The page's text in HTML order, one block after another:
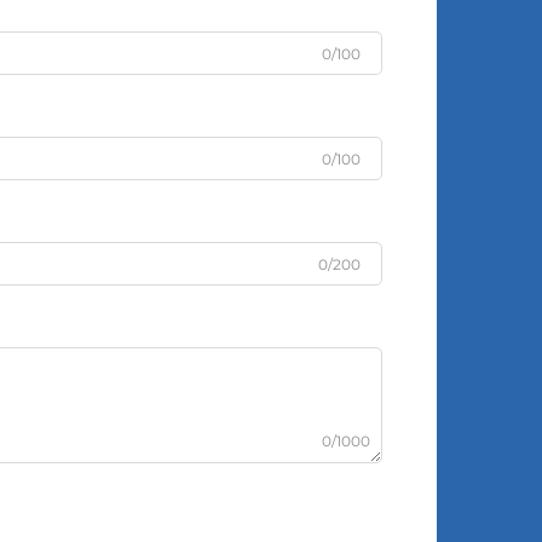
0/100
0/100
0/200
0/1000